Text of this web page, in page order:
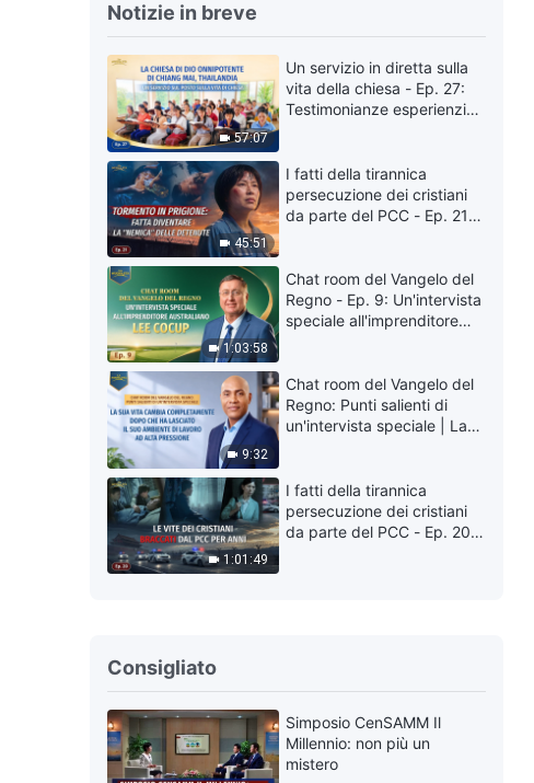
Notizie in breve
57:07
Un servizio in diretta sulla
vita della chiesa - Ep. 27:
Testimonianze esperienziali
in Thailandia: Sperimentare
il giudizio è davvero
prezioso
45:51
I fatti della tirannica
persecuzione dei cristiani
da parte del PCC - Ep. 21:
detenute
1:03:58
Chat room del Vangelo del
Regno - Ep. 9: Un'intervista
speciale all'imprenditore
9:32
Chat room del Vangelo del
Regno: Punti salienti di
un'intervista speciale | La
ha lasciato il suo ambiente
di lavoro ad alta pressione
1:01:49
I fatti della tirannica
persecuzione dei cristiani
da parte del PCC - Ep. 20:
Consigliato
Simposio CenSAMM Il
Millennio: non più un
mistero